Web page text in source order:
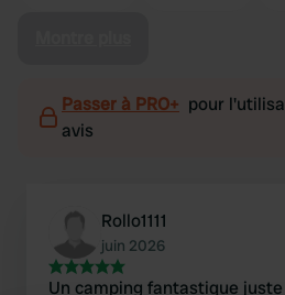
Passer à PRO+ pour
avis
Rollo1111
juin 2026
Un camping fantastique